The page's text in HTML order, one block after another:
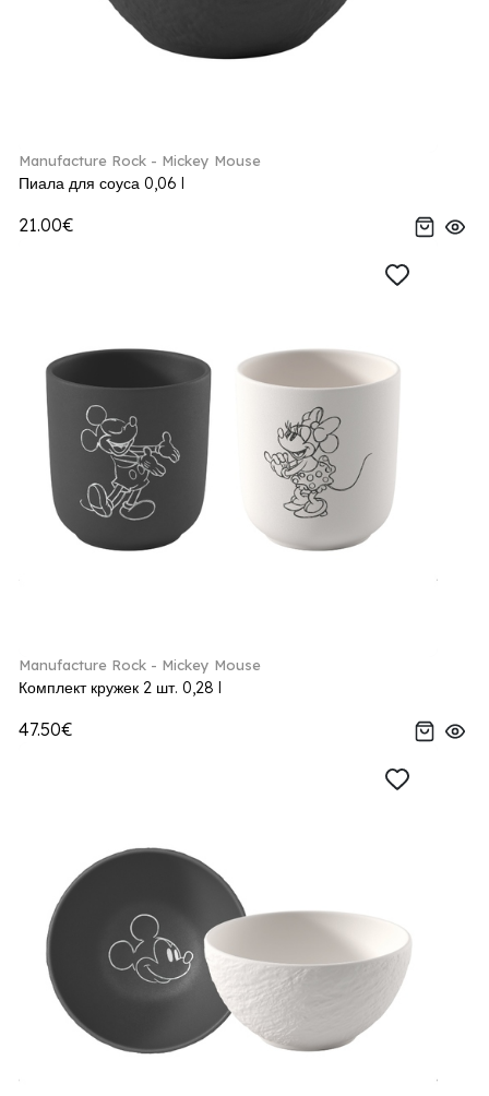
Manufacture Rock - Mickey Mouse
Пиала для соуса 0,06 l
21.00€
Manufacture Rock - Mickey Mouse
Комплект кружек 2 шт. 0,28 l
47.50€